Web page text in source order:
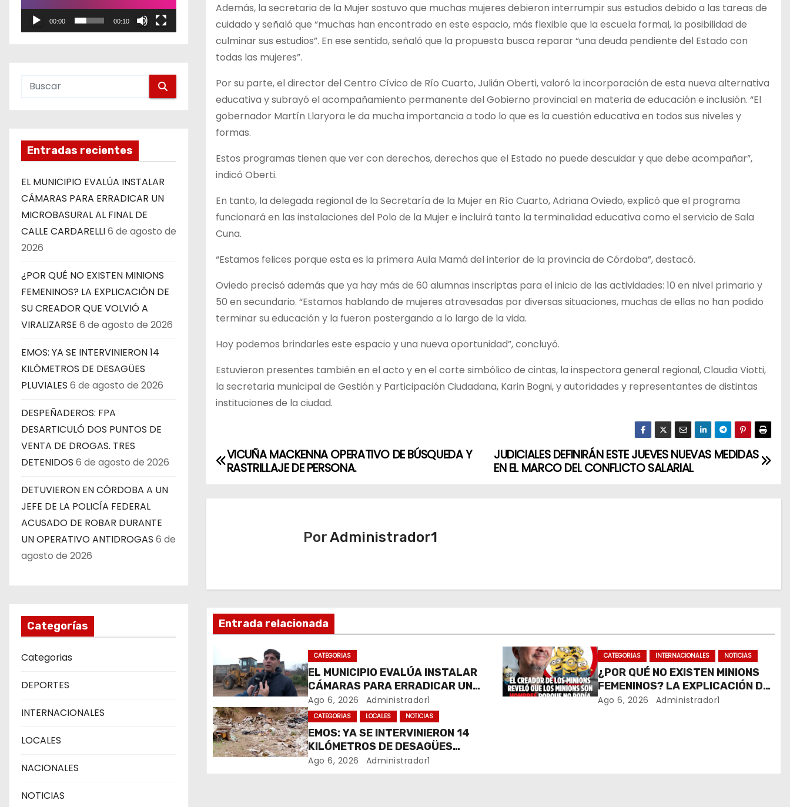
d
00:00 00:10
Entradas recientes
EL MUNICIPIO EVALÚA INSTALAR
CÁMARAS PARA ERRADICAR UN
MICROBASURAL AL FINAL DE
CALLE CARDARELLI6 de agosto de
2026
¿POR QUÉ NO EXISTEN MINIONS
FEMENINOS? LA EXPLICACIÓN DE
SU CREADOR QUE VOLVIÓ A
VIRALIZARSE 6 de agosto de 2026
EMOS: YA SE INTERVINIERON 14
KILÓMETROS DE DESAGÜES
PLUVIALES 6 de agosto de 2026
DESPEÑADEROS: FPA
DESARTICULÓ DOS PUNTOS DE
VENTA DE DROGAS. TRES
DETENIDOS 6 de agosto de 2026
DETUVIERON EN CÓRDOBA A UN
JEFE DE LA POLICÍA FEDERAL
ACUSADO DE ROBAR DURANTE
UN OPERATIVO ANTIDROGAS 6 de
agosto de 2026
Categorías
Categorias
DEPORTES
INTERNACIONALES
LOCALES
NACIONALES
NOTICIAS
Además, la secretaria de la Mujer sostuvo que muchas mujeres debieron interrumpir sus estudios debido a las tareas de
cuidado y señaló que “muchas han encontrado en este espacio, más flexible que la escuela formal, la posibilidad de
culminar sus estudios”. En ese sentido, señaló que la propuesta busca reparar “una deuda pendiente del Estado con
todas las mujeres”.
Por su parte, el director del Centro Cívico de Río Cuarto, Julián Oberti, valoró la incorporación de esta nueva alternativa
educativa y subrayó el acompañamiento permanente del Gobierno provincial en materia de educación e inclusión. “El
gobernador Martín Llaryora le da mucha importancia a todo lo que es la cuestión educativa en todos sus niveles y
formas.
Estos programas tienen que ver con derechos, derechos que el Estado no puede descuidar y que debe acompañar”,
indicó Oberti.
En tanto, la delegada regional de la Secretaría de la Mujer en Río Cuarto, Adriana Oviedo, explicó que el programa
funcionará en las instalaciones del Polo de la Mujer e incluirá tanto la terminalidad educativa como el servicio de Sala
Cuna.
“Estamos felices porque esta es la primera Aula Mamá del interior de la provincia de Córdoba”, destacó.
Oviedo precisó además que ya hay más de 60 alumnas inscriptas para el inicio de las actividades: 10 en nivel primario y
50 en secundario. “Estamos hablando de mujeres atravesadas por diversas situaciones, muchas de ellas no han podido
terminar su educación y la fueron postergando a lo largo de la vida.
Hoy podemos brindarles este espacio y una nueva oportunidad”, concluyó.
Estuvieron presentes también en el acto y en el corte simbólico de cintas, la inspectora general regional, Claudia Viotti,
la secretaria municipal de Gestión y Participación Ciudadana, Karin Bogni, y autoridades y representantes de distintas
instituciones de la ciudad.
N
c
i
n
d
e
e
JUDICIALES DEFINIRÁN ESTE JUEVES NUEVAS MEDIDAS
EN EL MARCO DEL CONFLICTO SALARIAL
VICUÑA MACKENNA OPERATIVO DE BÚSQUEDA Y
RASTRILLAJE DE PERSONA.
PorAdministrador1
Entrada relacionada
CATEGORIAS
EL MUNICIPIO EVALÚA INSTALAR
CÁMARAS PARA ERRADICAR UN
MICROBASURAL AL FINAL DE
CALLE CARDARELLI
Ago 6, 2026 Administrador1
CATEGORIAS INTERNACIONALES NOTICIAS
¿POR QUÉ NO EXISTEN MINIONS
FEMENINOS? LA EXPLICACIÓN DE
SU CREADOR QUE VOLVIÓ A
Ago 6, 2026 Administrador1
CATEGORIAS LOCALES NOTICIAS
EMOS: YA SE INTERVINIERON 14
KILÓMETROS DE DESAGÜES
PLUVIALES
Ago 6, 2026 Administrador1